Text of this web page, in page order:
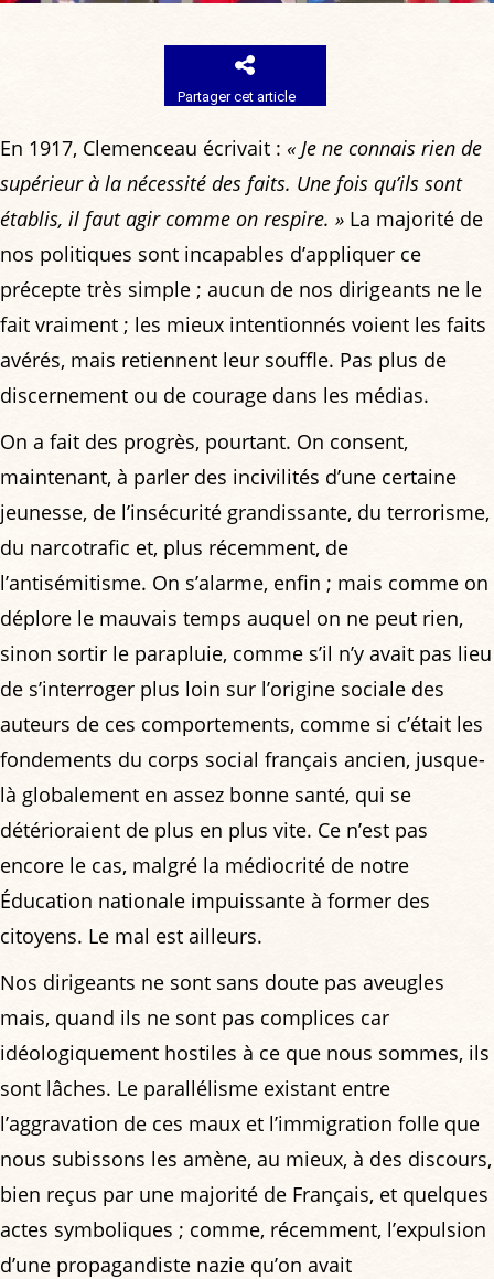
Partager cet article
En 1917, Clemenceau écrivait : « Je ne connais rien de
supérieur à la nécessité des faits. Une fois qu’ils sont
établis, il faut agir comme on respire. » La majorité de
nos politiques sont incapables d’appliquer ce
précepte très simple ; aucun de nos dirigeants ne le
fait vraiment ; les mieux intentionnés voient les faits
avérés, mais retiennent leur souffle. Pas plus de
discernement ou de courage dans les médias.
On a fait des progrès, pourtant. On consent,
maintenant, à parler des incivilités d’une certaine
jeunesse, de l’insécurité grandissante, du terrorisme,
du narcotrafic et, plus récemment, de
l’antisémitisme. On s’alarme, enfin ; mais comme on
déplore le mauvais temps auquel on ne peut rien,
sinon sortir le parapluie, comme s’il n’y avait pas lieu
de s’interroger plus loin sur l’origine sociale des
auteurs de ces comportements, comme si c’était les
fondements du corps social français ancien, jusque-
là globalement en assez bonne santé, qui se
détérioraient de plus en plus vite. Ce n’est pas
encore le cas, malgré la médiocrité de notre
Éducation nationale impuissante à former des
citoyens. Le mal est ailleurs.
Nos dirigeants ne sont sans doute pas aveugles
mais, quand ils ne sont pas complices car
idéologiquement hostiles à ce que nous sommes, ils
sont lâches. Le parallélisme existant entre
l’aggravation de ces maux et l’immigration folle que
nous subissons les amène, au mieux, à des discours,
bien reçus par une majorité de Français, et quelques
actes symboliques ; comme, récemment, l’expulsion
d’une propagandiste nazie qu’on avait